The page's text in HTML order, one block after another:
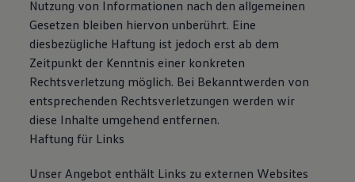
Bulli Magazin
Fahrzeugabholung ab Werk
Uptime
Nutzung von Informationen nach den allgemeinen
Gesetzen bleiben hiervon unberührt. Eine
diesbezügliche Haftung ist jedoch erst ab dem
Zeitpunkt der Kenntnis einer konkreten
Rechtsverletzung möglich. Bei Bekanntwerden von
entsprechenden Rechtsverletzungen werden wir
diese Inhalte umgehend entfernen.
Haftung für Links
Unser Angebot enthält Links zu externen Websites